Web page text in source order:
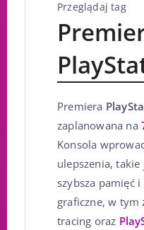
Przeglądaj tag
Premiera
zaplanowana na
Konsola
ulepszenia, takie
szybsza pamięć
graficzne, w tym
tracing oraz